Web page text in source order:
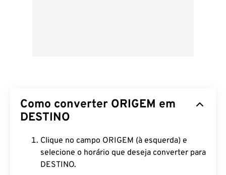
Como converter ORIGEM em
DESTINO
Clique no campo ORIGEM (à esquerda) e
selecione o horário que deseja converter para
DESTINO.